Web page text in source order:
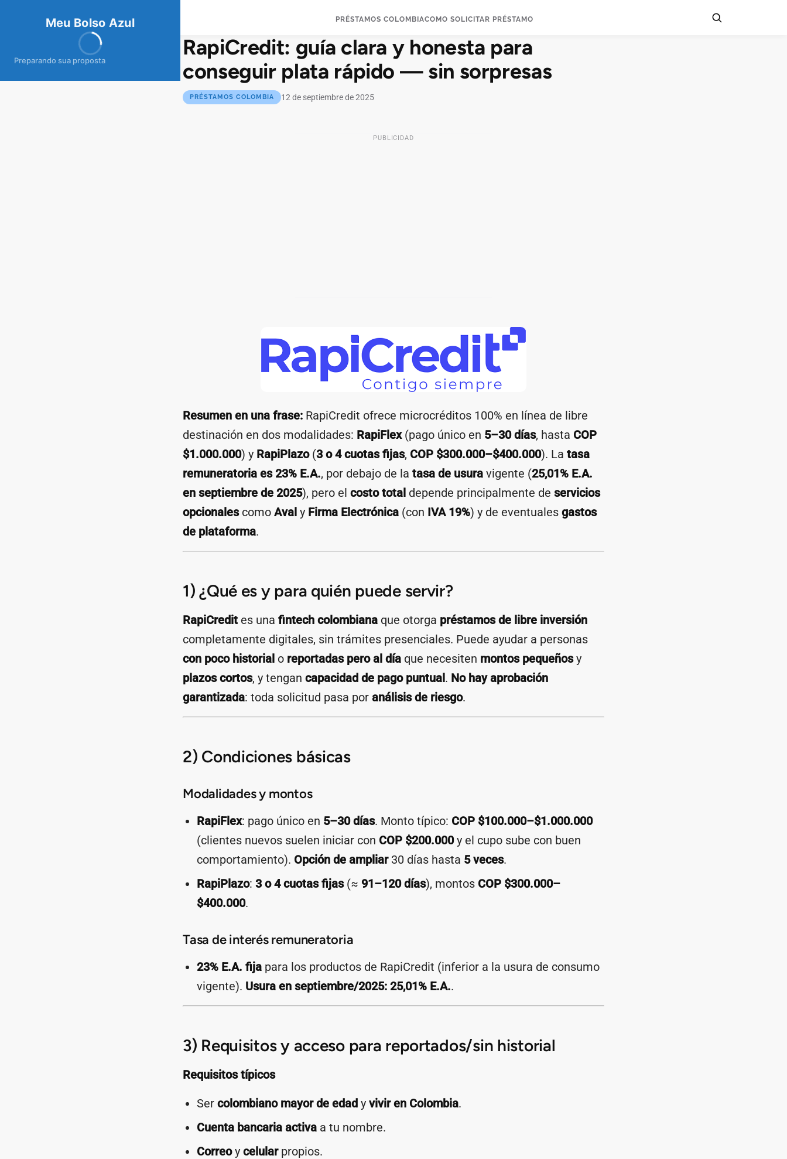
Meu Bolso Azul
Preparando sua proposta
meubolsoAz PRÉSTAMOS COLOMBIACOMO SOLICITAR PRÉSTAMO
RapiCredit: guía clara y honesta para
conseguir plata rápido — sin sorpresas
PRÉSTAMOS COLOMBIA 12 de septiembre de 2025
PUBLICIDAD
Resumen en una frase: RapiCredit ofrece microcréditos 100% en línea de libre
destinación en dos modalidades: RapiFlex(pago único en 5–30 días, hasta COP
$1.000.000) y RapiPlazo(3 o 4 cuotas fijas, COP $300.000–$400.000). La tasa
remuneratoria es 23% E.A., por debajo de la tasa de usura vigente (25,01% E.A.
en septiembre de 2025), pero el costo total depende principalmente de servicios
opcionalescomo Aval y Firma Electrónica (con IVA 19%) y de eventuales gastos
de plataforma.
1) ¿Qué es y para quién puede servir?
RapiCredit es una fintech colombiana que otorga préstamos de libre inversión
completamente digitales, sin trámites presenciales. Puede ayudar a personas
con poco historial o reportadas pero al día que necesiten montos pequeñosy
plazos cortos, y tengan capacidad de pago puntual. No hay aprobación
garantizada: toda solicitud pasa por análisis de riesgo.
2) Condiciones básicas
Modalidades y montos
RapiFlex: pago único en 5–30 días. Monto típico: COP $100.000–$1.000.000
(clientes nuevos suelen iniciar con COP $200.000y el cupo sube con buen
comportamiento). Opción de ampliar30 días hasta 5 veces.
RapiPlazo: 3 o 4 cuotas fijas(≈ 91–120 días), montos COP $300.000–
$400.000.
Tasa de interés remuneratoria
23% E.A. fija para los productos de RapiCredit (inferior a la usura de consumo
vigente). Usura en septiembre/2025: 25,01% E.A..
3) Requisitos y acceso para reportados/sin historial
Requisitos típicos
Ser colombiano mayor de edad y vivir en Colombia.
Cuenta bancaria activa a tu nombre.
Correoy celularpropios.